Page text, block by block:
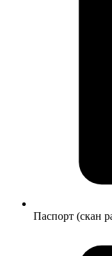
Паспорт (скан